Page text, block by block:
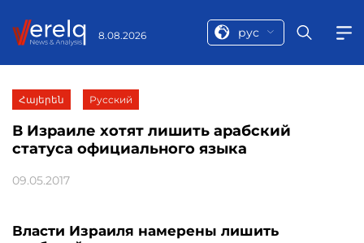
8.08.2026 рус
Հայերեն Русский
В Израиле хотят лишить арабский
статуса официального языка
09.05.2017
Власти Израиля намерены лишить